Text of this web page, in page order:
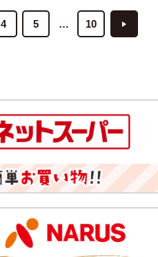
4 5 10